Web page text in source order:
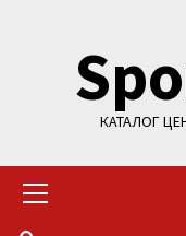
содержимому
КАТАЛОГ
меню